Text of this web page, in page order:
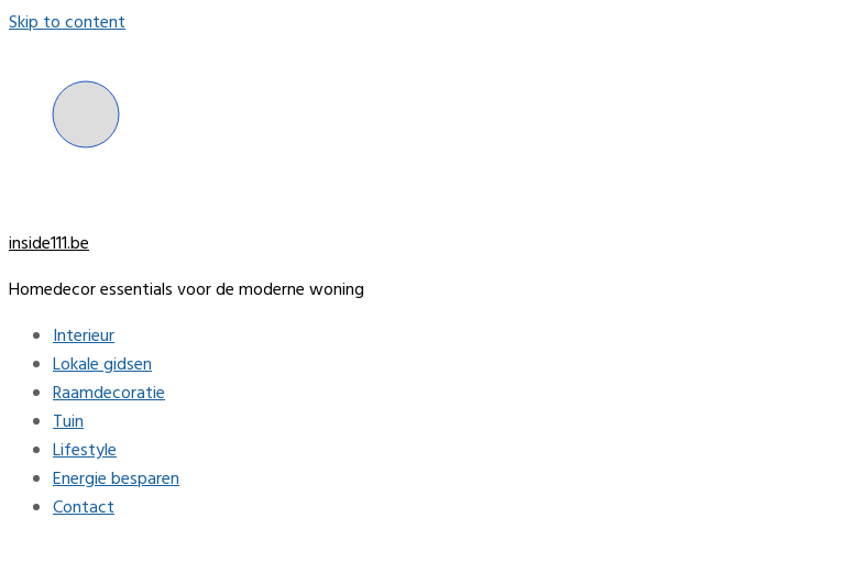
Skip to content
inside111.be
Homedecor essentials voor de moderne woning
Interieur
Lokale gidsen
Raamdecoratie
Tuin
Lifestyle
Energie besparen
Contact